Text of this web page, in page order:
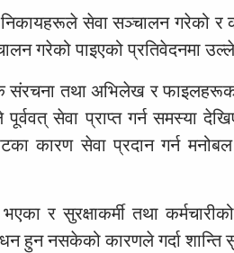
सेवा सञ्चालन गरेको र
गरेको पाइएको प्रतिवेदनमा
संरचना तथा अभिलेख र
सेवा प्राप्त गर्न समस्या
कारण सेवा प्रदान गर्न
र सुरक्षाकर्मी तथा
हुन नसकेको कारणले गर्दा शान्ति